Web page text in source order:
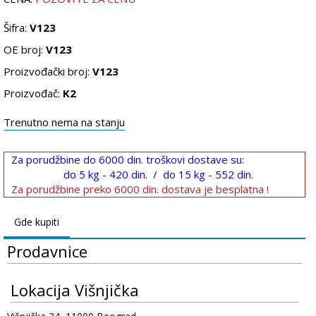
Šifra: V123
OE broj: V123
Proizvođački broj: V123
Proizvođač: K2
Trenutno nema na stanju
Za porudžbine do 6000 din. troškovi dostave su:
do 5 kg - 420 din. / do 15 kg - 552 din.
Za porudžbine preko 6000 din. dostava je besplatna !
Gde kupiti
Prodavnice
Lokacija Višnjička